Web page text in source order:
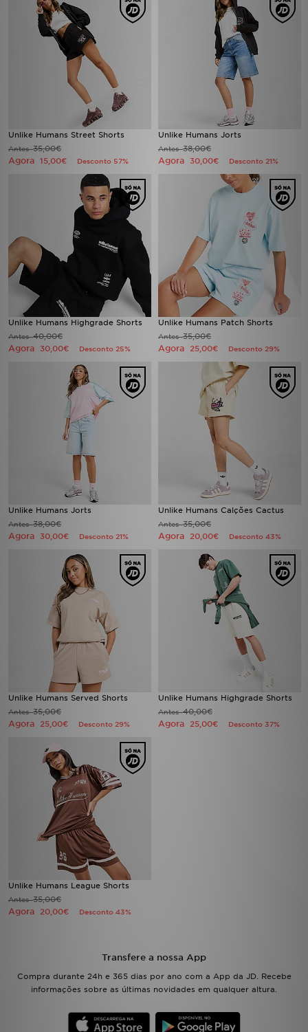
Unlike Humans Street Shorts
Antes35,00€
Agora 15,00€ Desconto 57%
Unlike Humans Jorts
Antes38,00€
Agora 30,00€ Desconto 21%
Unlike Humans Highgrade Shorts
Antes40,00€
Agora 30,00€ Desconto 25%
Unlike Humans Patch Shorts
Antes35,00€
Agora 25,00€ Desconto 29%
Unlike Humans Jorts
Antes38,00€
Agora 30,00€ Desconto 21%
Unlike Humans Calções Cactus
Antes35,00€
Agora 20,00€ Desconto 43%
Unlike Humans Served Shorts
Antes35,00€
Agora 25,00€ Desconto 29%
Unlike Humans Highgrade Shorts
Antes40,00€
Agora 25,00€ Desconto 37%
Unlike Humans League Shorts
Antes35,00€
Agora 20,00€ Desconto 43%
Transfere a nossa App
Compra durante 24h e 365 dias por ano com a App da JD. Recebe
informações sobre as últimas novidades em qualquer altura.